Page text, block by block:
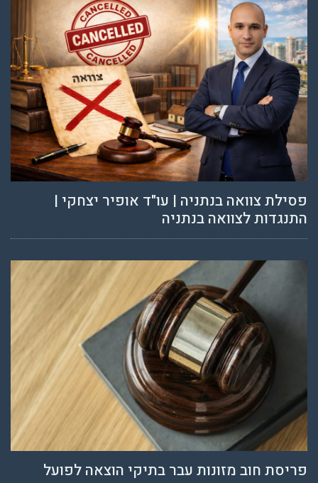
פסילת צוואה בנתניה | עו"ד אופיר יצחקי |
התנגדות לצוואה בנתניה
פריסת חוב מזונות עבר בתיקי הוצאה לפועל